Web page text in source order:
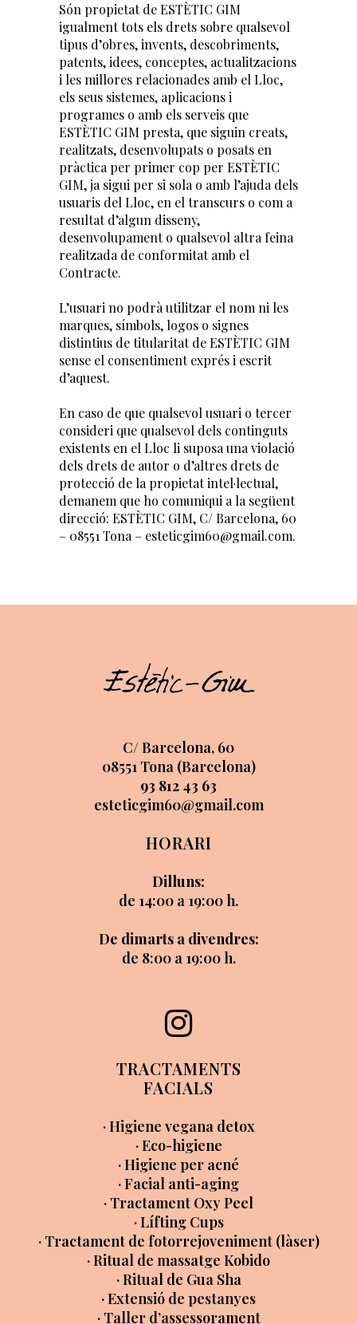
Són propietat de ESTÈTIC GIM
igualment tots els drets sobre qualsevol
tipus d’obres, invents, descobriments,
patents, idees, conceptes, actualitzacions
i les millores relacionades amb el Lloc,
els seus sistemes, aplicacions i
programes o amb els serveis que
ESTÈTIC GIM presta, que siguin creats,
realitzats, desenvolupats o posats en
pràctica per primer cop per ESTÈTIC
GIM, ja sigui per si sola o amb l’ajuda dels
usuaris del Lloc, en el transcurs o com a
resultat d’algun disseny,
desenvolupament o qualsevol altra feina
realitzada de conformitat amb el
Contracte.
L’usuari no podrà utilitzar el nom ni les
marques, símbols, logos o signes
distintius de titularitat de ESTÈTIC GIM
sense el consentiment exprés i escrit
d’aquest.
En caso de que qualsevol usuari o tercer
consideri que qualsevol dels continguts
existents en el Lloc li suposa una violació
dels drets de autor o d’altres drets de
protecció de la propietat intel·lectual,
demanem que ho comuniqui a la següent
direcció: ESTÈTIC GIM, C/ Barcelona, 60
– 08551 Tona – esteticgim60@gmail.com.
C/ Barcelona, 60
08551 Tona (Barcelona)
93 812 43 63
esteticgim60@gmail.com
HORARI
Dilluns:
de 14:00 a 19:00 h.
De dimarts a divendres:
de 8:00 a 19:00 h.
TRACTAMENTS
FACIALS
· Higiene vegana detox
· Eco-higiene
· Higiene per acné
· Facial anti-aging
· Tractament Oxy Peel
· Lífting Cups
· Tractament de fotorrejoveniment (làser)
· Ritual de massatge Kobido
· Ritual de Gua Sha
· Extensió de pestanyes
· Taller d’assessorament